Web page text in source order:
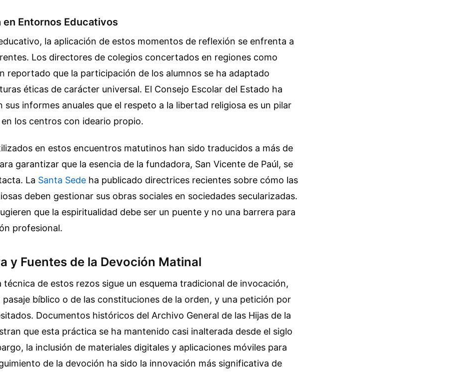
Entornos Educativos
la aplicación de estos momentos de reflexión se enfrenta a
Los directores de colegios concertados en regiones como
reportado que la participación de los alumnos se ha adaptado
éticas de carácter universal. El Consejo Escolar del Estado ha
sus informes anuales que el respeto a la libertad religiosa es un pilar
los centros con ideario propio.
en estos encuentros matutinos han sido traducidos a más de
garantizar que la esencia de la fundadora, San Vicente de Paúl, se
La Santa Sede ha publicado directrices recientes sobre cómo las
deben gestionar sus obras sociales en sociedades secularizadas.
que la espiritualidad debe ser un puente y no una barrera para
profesional.
y Fuentes de la Devoción Matinal
técnica de estos rezos sigue un esquema tradicional de invocación,
pasaje bíblico o de las constituciones de la orden, y una petición por
Documentos históricos del Archivo General de las Hijas de la
que esta práctica se ha mantenido casi inalterada desde el siglo
la inclusión de materiales digitales y aplicaciones móviles para
de la devoción ha sido la innovación más significativa de